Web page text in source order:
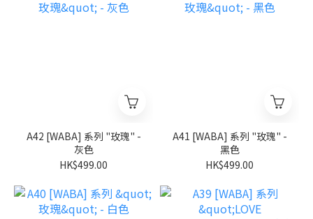
A42 [WABA] 系列 "玫瑰" -
灰色
HK$499.00
A41 [WABA] 系列 "玫瑰" -
黑色
HK$499.00